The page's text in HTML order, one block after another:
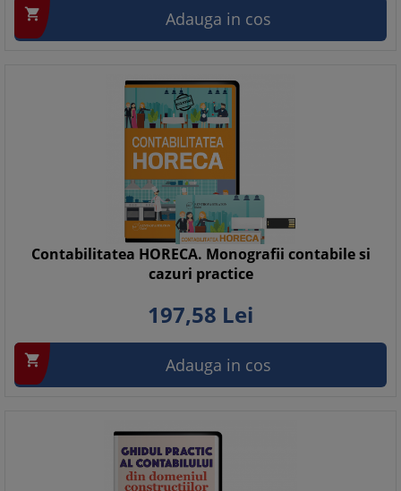
 Adauga in cos
Contabilitatea HORECA. Monografii contabile si
cazuri practice
197,58 Lei
 Adauga in cos